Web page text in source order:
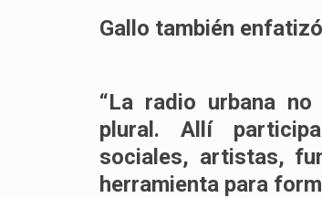
Gallo también
“La radio urbana
plural. Allí
sociales, artistas,
herramienta para